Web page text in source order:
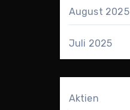
August 2025
Juli 2025
Aktien